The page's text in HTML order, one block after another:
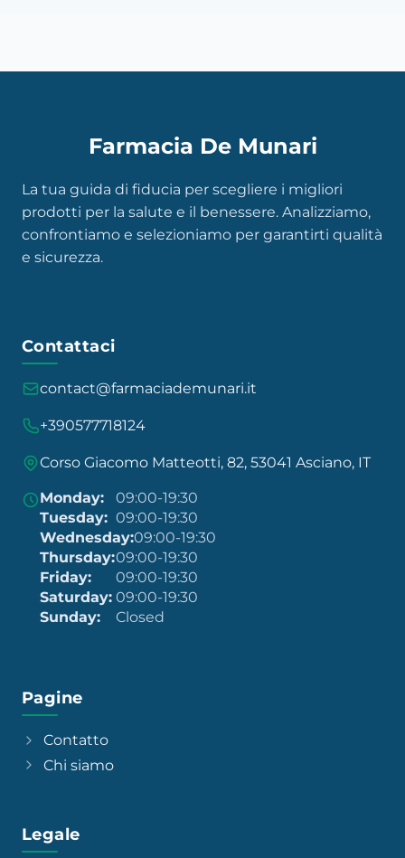
Farmacia De Munari
La tua guida di fiducia per scegliere i migliori
prodotti per la salute e il benessere. Analizziamo,
confrontiamo e selezioniamo per garantirti qualità
e sicurezza.
Contattaci
contact@farmaciademunari.it
+390577718124
Corso Giacomo Matteotti, 82, 53041 Asciano, IT
Monday:
09:00-19:30
Tuesday: 09:00-19:30
Wednesday:09:00-19:30
Thursday:09:00-19:30
Friday:
09:00-19:30
Saturday: 09:00-19:30
Sunday:
Closed
Pagine
Contatto
Chi siamo
Legale